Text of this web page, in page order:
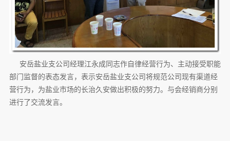
安岳盐业支公司经理江永成同志作自律经营行为、主动接受职能
部门监督的表态发言，表示安岳盐业支公司将规范公司现有渠道经
营行为，为盐业市场的长治久安做出积极的努力。与会经销商分别
进行了交流发言。